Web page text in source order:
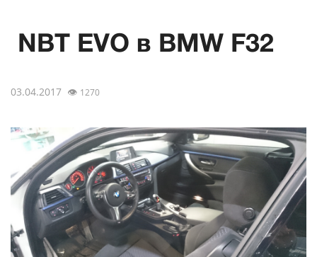
NBT EVO в BMW F32
03.04.2017 👁 1270